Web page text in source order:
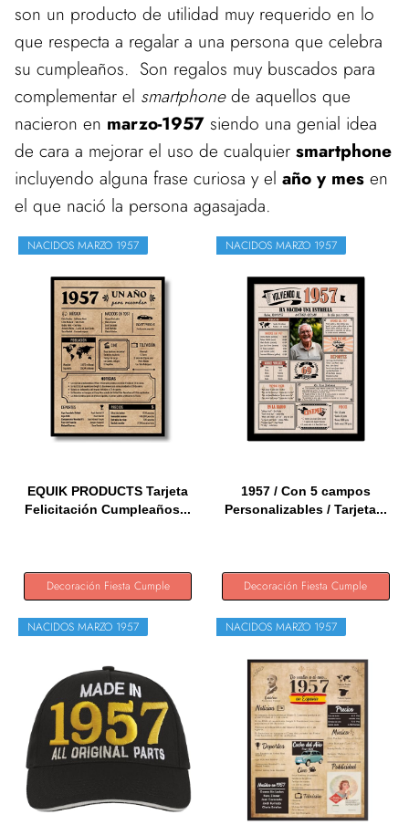
son un producto de utilidad muy requerido en lo
que respecta a regalar a una persona que celebra
su cumpleaños. Son regalos muy buscados para
complementar el smartphonede aquellos que
nacieron en marzo-1957 siendo una genial idea
de cara a mejorar el uso de cualquier smartphone
incluyendo alguna frase curiosa y el año y mes en
el que nació la persona agasajada.
NACIDOS MARZO 1957
EQUIK PRODUCTS Tarjeta
Felicitación Cumpleaños...
Decoración Fiesta Cumple
NACIDOS MARZO 1957
1957 / Con 5 campos
Personalizables / Tarjeta...
Decoración Fiesta Cumple
NACIDOS MARZO 1957 NACIDOS MARZO 1957